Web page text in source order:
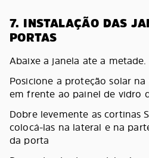
7. INSTALAÇÃO DAS
PORTAS
Abaixe a janela ate a metade.
Posicione a proteção solar
em frente ao painel de vidro
Dobre levemente as cortinas
colocá-las na lateral e na
da porta